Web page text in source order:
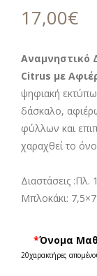
17,00€
Αναμνηστικό
Citrus με
ψηφιακή
δάσκαλο,
φύλλων και
χαραχθεί το
Διαστάσεις :Πλ.
Μπλοκάκι:
*Όνομα
20χαρακτήρες